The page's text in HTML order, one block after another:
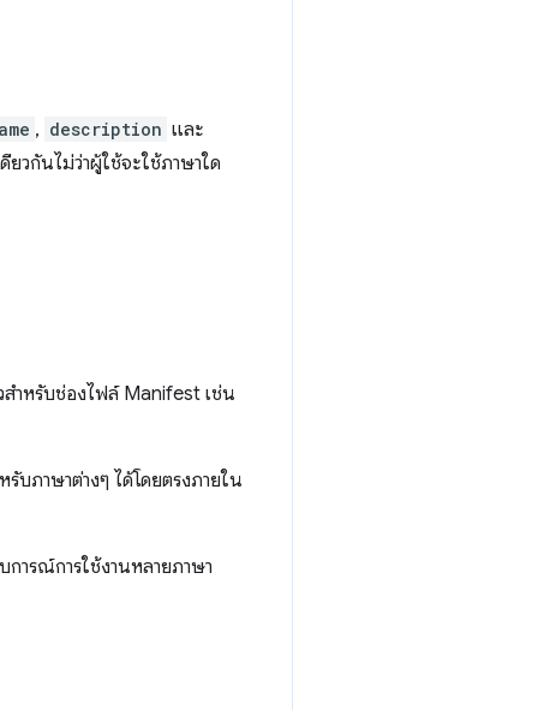
, description และ
วกันไม่ว่าผู้ใช้จะใช้ภาษาใด
ำหรับช่องไฟล์ Manifest เช่น
ภาษาต่างๆ ได้โดยตรงภายใน
การณ์การใช้งานหลายภาษา